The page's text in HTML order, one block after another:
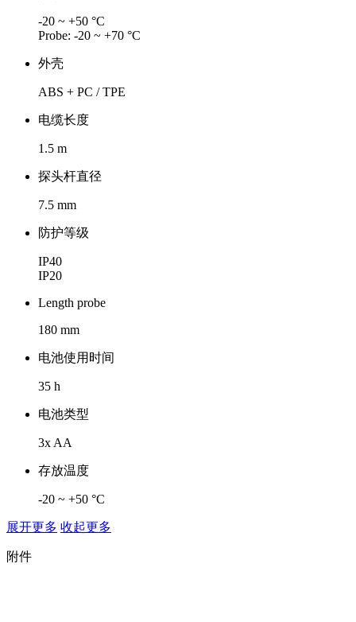
-20 ~ +50 °C
Probe: -20 ~ +70 °C
外壳
ABS + PC / TPE
电缆长度
1.5 m
探头杆直径
7.5 mm
防护等级
IP40
IP20
Length probe
180 mm
电池使用时间
35 h
电池类型
3x AA
存放温度
-20 ~ +50 °C
展开更多 收起更多
附件